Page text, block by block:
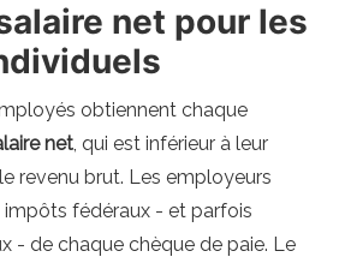
net pour les
obtiennent chaque
net, qui est inférieur à leur
revenu brut. Les employeurs
fédéraux - et parfois
- de chaque chèque de paie. Le